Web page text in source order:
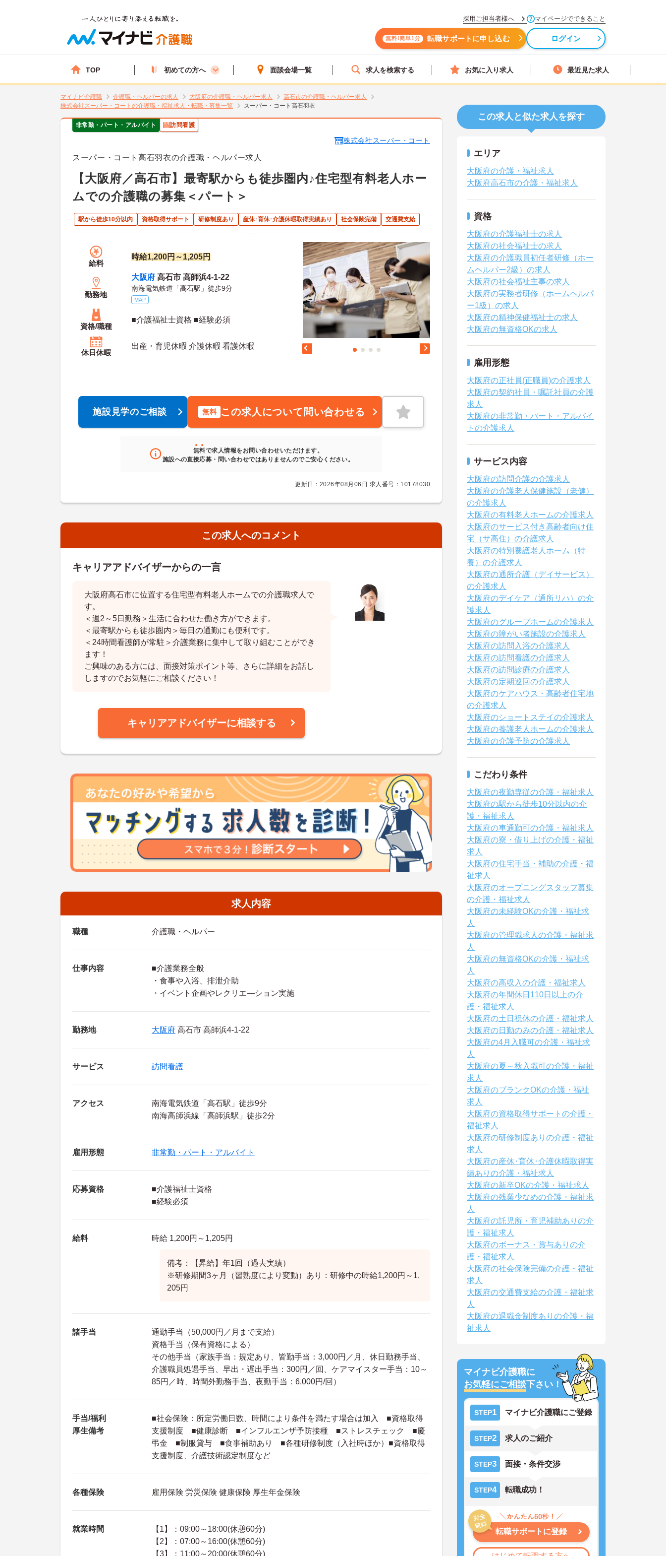
採用ご担当者様へ マイページでできること
無料!簡単1分 転職サポートに申し込む ログイン
TOP 初めての方へ 面談会場一覧 求人を検索する お気に入り求人 最近見た求人
マイナビ介護職 介護職・ヘルパーの求人 大阪府の介護職・ヘルパー求人
高石市の介護職・ヘルパー求人
株式会社スーパー・コートの介護職・福祉求人・転職・募集一覧
スーパー・コート高石羽衣
非常勤・パート・アルバイト 訪問看護
株式会社スーパー・コート
スーパー・コート高石羽衣の介護職・ヘルパー求人
【大阪府／高石市】最寄駅からも徒歩圏内♪住宅型有料老人ホー
ムでの介護職の募集＜パート＞
駅から徒歩10分以内 資格取得サポート 研修制度あり 産休･育休･介護休暇取得実績あり 社会保険完備 交通費支給
給料
時給1,200円～1,205円
勤務地
大阪府 高石市 高師浜4‐1‐22
南海電気鉄道「高石駅」徒歩9分
MAP
資格/職種
■介護福祉士資格 ■経験必須
休日休暇
出産・育児休暇 介護休暇 看護休暇
施設見学のご相談 無料 この求人について問い合わせる
無料で求人情報をお問い合わせいただけます。
施設への直接応募・問い合わせではありませんのでご安心ください。
更新日：2026年08月06日 求人番号：10178030
この求人へのコメント
キャリアアドバイザーからの一言
大阪府高石市に位置する住宅型有料老人ホームでの介護職求人で
す。
＜週2～5日勤務＞生活に合わせた働き方ができます。
＜最寄駅からも徒歩圏内＞毎日の通勤にも便利です。
＜24時間看護師が常駐＞介護業務に集中して取り組むことができ
ます！
ご興味のある方には、面接対策ポイント等、さらに詳細をお話し
しますのでお気軽にご相談ください！
キャリアアドバイザーに相談する
求人内容
職種 介護職・ヘルパー
仕事内容
■介護業務全般
・食事や入浴、排泄介助
・イベント企画やレクリエ―ション実施
勤務地 大阪府 高石市 高師浜4‐1‐22
サービス 訪問看護
アクセス
南海電気鉄道「高石駅」徒歩9分
南海高師浜線「高師浜駅」徒歩2分
雇用形態 非常勤・パート・アルバイト
応募資格
■介護福祉士資格
■経験必須
給料 時給 1,200円～1,205円
備考：【昇給】年1回（過去実績）
※研修期間3ヶ月（習熟度により変動）あり：研修中の時給1,200円～1,
205円
諸手当
通勤手当（50,000円／月まで支給）
資格手当（保有資格による）
その他手当（家族手当：規定あり、皆勤手当：3,000円／月、休日勤務手当、
介護職員処遇手当、早出・遅出手当：300円／回、ケアマイスター手当：10～
85円／時、時間外勤務手当、夜勤手当：6,000円/回）
手当/福利
厚生備考
■社会保険：所定労働日数、時間により条件を満たす場合は加入 ■資格取得
支援制度 ■健康診断 ■インフルエンザ予防接種 ■ストレスチェック ■慶
弔金 ■制服貸与 ■食事補助あり ■各種研修制度（入社時ほか）■資格取得
支援制度、介護技術認定制度など
各種保険 雇用保険 労災保険 健康保険 厚生年金保険
就業時間
【1】：09:00～18:00(休憩60分)
【2】：07:00～16:00(休憩60分)
【3】：11:00～20:00(休憩60分)
この求人と似た求人を探す
エリア
大阪府の介護・福祉求人
大阪府高石市の介護・福祉求人
資格
大阪府の介護福祉士の求人
大阪府の社会福祉士の求人
大阪府の介護職員初任者研修（ホー
ムヘルパー2級）の求人
大阪府の社会福祉主事の求人
大阪府の実務者研修（ホームヘルパ
ー1級）の求人
大阪府の精神保健福祉士の求人
大阪府の無資格OKの求人
雇用形態
大阪府の正社員(正職員)の介護求人
大阪府の契約社員・嘱託社員の介護
求人
大阪府の非常勤・パート・アルバイ
トの介護求人
サービス内容
大阪府の訪問介護の介護求人
大阪府の介護老人保健施設（老健）
の介護求人
大阪府の有料老人ホームの介護求人
大阪府のサービス付き高齢者向け住
宅（サ高住）の介護求人
大阪府の特別養護老人ホーム（特
養）の介護求人
大阪府の通所介護（デイサービス）
の介護求人
大阪府のデイケア（通所リハ）の介
護求人
大阪府のグループホームの介護求人
大阪府の障がい者施設の介護求人
大阪府の訪問入浴の介護求人
大阪府の訪問看護の介護求人
大阪府の訪問診療の介護求人
大阪府の定期巡回の介護求人
大阪府のケアハウス・高齢者住宅地
の介護求人
大阪府のショートステイの介護求人
大阪府の養護老人ホームの介護求人
大阪府の介護予防の介護求人
こだわり条件
大阪府の夜勤専従の介護・福祉求人
大阪府の駅から徒歩10分以内の介
護・福祉求人
大阪府の車通勤可の介護・福祉求人
大阪府の寮・借り上げの介護・福祉
求人
大阪府の住宅手当・補助の介護・福
祉求人
大阪府のオープニングスタッフ募集
の介護・福祉求人
大阪府の未経験OKの介護・福祉求
人
大阪府の管理職求人の介護・福祉求
人
大阪府の無資格OKの介護・福祉求
人
大阪府の高収入の介護・福祉求人
大阪府の年間休日110日以上の介
護・福祉求人
大阪府の土日祝休の介護・福祉求人
大阪府の日勤のみの介護・福祉求人
大阪府の4月入職可の介護・福祉求
人
大阪府の夏～秋入職可の介護・福祉
求人
大阪府のブランクOKの介護・福祉
求人
大阪府の資格取得サポートの介護・
福祉求人
大阪府の研修制度ありの介護・福祉
求人
大阪府の産休･育休･介護休暇取得実
績ありの介護・福祉求人
大阪府の新卒OKの介護・福祉求人
大阪府の残業少なめの介護・福祉求
人
大阪府の託児所・育児補助ありの介
護・福祉求人
大阪府のボーナス・賞与ありの介
護・福祉求人
大阪府の社会保険完備の介護・福祉
求人
大阪府の交通費支給の介護・福祉求
人
大阪府の退職金制度ありの介護・福
祉求人
マイナビ介護職に
お気軽にご相談下さい！
STEP1 マイナビ介護職にご登録
STEP2 求人のご紹介
STEP3 面接・条件交渉
STEP4 転職成功！
転職サポートに登録